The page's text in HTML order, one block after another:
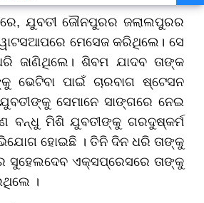
ଯୁବତୀ ଜୌନପୁରର ଜଲାଲପୁରର
ମେସେଜ କରିଥିଲେ। ସେ
ଜାଣିଥିଲେ। ଶିବମ ଯାଦବ ତାଙ୍କ
ଭେଟିବା ପାଇଁ ଚାରବାଗ ଷ୍ଟେସନ
ସେମାନେ ସାଙ୍ଗରେ ନେଇ
ବନ୍ଧୁ ମିଶି ଯୁବତୀଙ୍କୁ ଗରଦୁଷ୍କର୍ମ
ହୋଇଛି । ତିନି ଦିନ ଧରି ତାଙ୍କୁ
ସୁହେଲଦେବ ଏକ୍ସପ୍ରେସରେ ତାଙ୍କୁ
।